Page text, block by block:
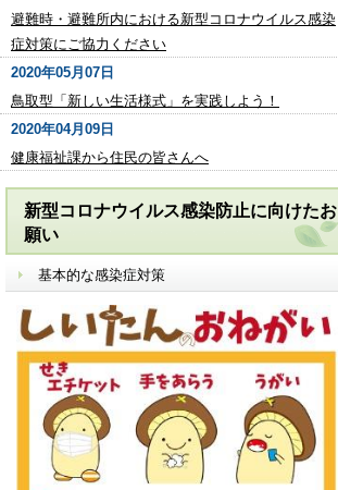
避難時・避難所内における新型コロナウイルス感染
症対策にご協力ください
2020年05月07日
鳥取型「新しい生活様式」を実践しよう！
2020年04月09日
健康福祉課から住民の皆さんへ
新型コロナウイルス感染防止に向けたお
願い
基本的な感染症対策